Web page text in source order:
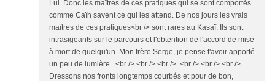
Lui. Donc les maîtres de ces pratiques qui se sont comportés
comme Caïn savent ce qui les attend. De nos jours les vrais
maîtres de ces pratiques<br /> sont rares au Kasaï. Ils sont
intrasigeants sur le parcours et l'obtention de l'accord de mise
à mort de quelqu'un. Mon frère Serge, je pense t'avoir apporté
un peu de lumière...<br /> <br /> <br /> <br /> <br /> <br />
Dressons nos fronts longtemps courbés et pour de bon,